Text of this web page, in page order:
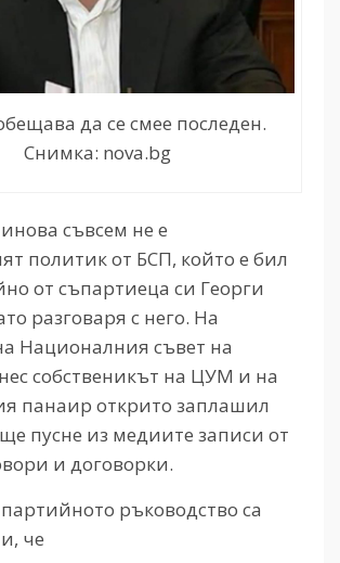
да се смее последен.
Снимка: nova.bg
съвсем не е
политик от БСП, който е бил
от съпартиеца си Георги
разговаря с него. На
Националния съвет на
собственикът на ЦУМ и на
панаир открито заплашил
пусне из медиите записи от
и договорки.
ръководство са
че